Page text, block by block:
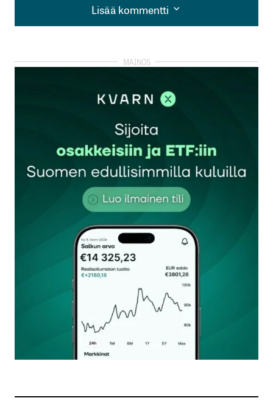
Lisää kommentti
Lisää kommentti
kirjautua
rekisteröityä
Sähköpostiosoitettasi ei julkaista.Pakolliset
kentät on merkitty*
Kommentti*
Nimesi tai nimimerkkisi
Sähköpostiosoitteesi
Tilaa SalkunRakentajan uutiskirje